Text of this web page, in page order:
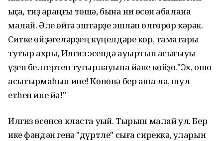
ҡыҫҡаҡ, тиҙ ҡараңғы төшә, бына ни өсөн ҡабалана
малай. Әле өйгә эштәрҙе эшләп өлгөрөр кәрәк.
Ситке өйҙәгеләрҙең күңелдәре көр, тамаҡтары
туҡтыр ахры, Илгиз эсендә ауыртып асығыуы
үҙен белгертеп туғырлауына йәне көйҙө."Эх, ошо
асыҡтырмаһын ине! Көнөнә бер аша ла, шул
етһен ине йә!"
Илгиз өсөнсө класта уҡый. Тырыш малай ул. Бер
ике фәндән генә "дүртле" сыға сиреккә, уларын